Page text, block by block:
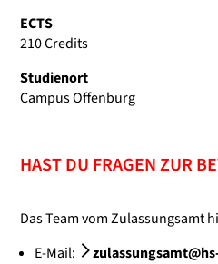
ECTS
210 Credits
Studienort
Campus Offenburg
HAST DU FRAGEN ZUR
Das Team vom Zulassungsamt
E-Mail: